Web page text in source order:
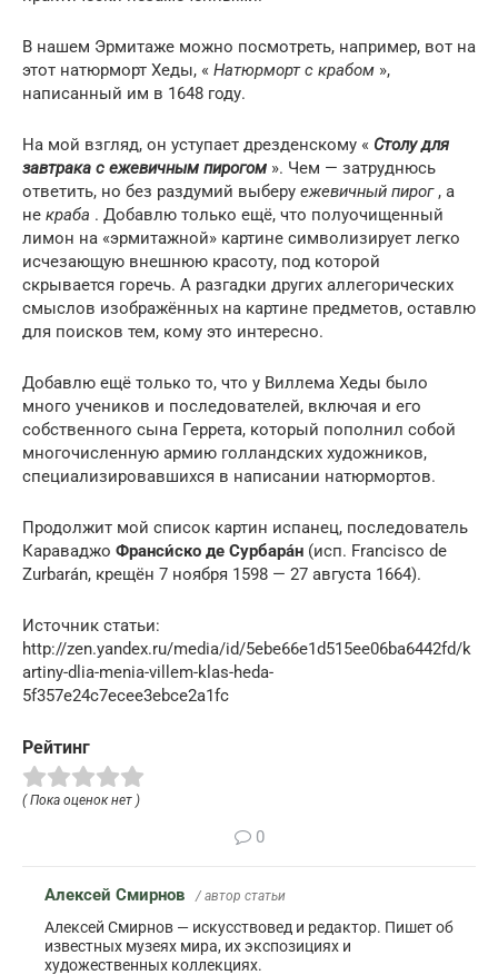
В нашем Эрмитаже можно посмотреть, например, вот на
этот натюрморт Хеды, « Натюрморт с крабом »,
написанный им в 1648 году.
На мой взгляд, он уступает дрезденскому « Столу для
завтрака с ежевичным пирогом ». Чем — затруднюсь
ответить, но без раздумий выберу ежевичный пирог, а
не краба . Добавлю только ещё, что полуочищенный
лимон на «эрмитажной» картине символизирует легко
исчезающую внешнюю красоту, под которой
скрывается горечь. А разгадки других аллегорических
смыслов изображённых на картине предметов, оставлю
для поисков тем, кому это интересно.
Добавлю ещё только то, что у Виллема Хеды было
много учеников и последователей, включая и его
собственного сына Геррета, который пополнил собой
многочисленную армию голландских художников,
специализировавшихся в написании натюрмортов.
Продолжит мой список картин испанец, последователь
Караваджо Франси́ско де Сурбара́н (исп. Francisco de
Zurbarán, крещён 7 ноября 1598 — 27 августа 1664).
Источник статьи:
http://zen.yandex.ru/media/id/5ebe66e1d515ee06ba6442fd/k
artiny-dlia-menia-villem-klas-heda-
5f357e24c7ecee3ebce2a1fc
Рейтинг
( Пока оценок нет )
0
Алексей Смирнов / автор статьи
Алексей Смирнов — искусствовед и редактор. Пишет об
известных музеях мира, их экспозициях и
художественных коллекциях.